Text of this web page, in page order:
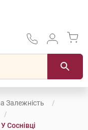
Залежність
Соснівці